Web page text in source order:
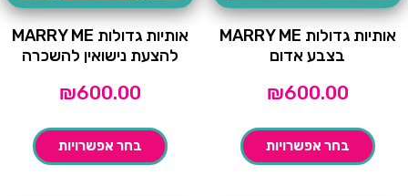
אותיות גדולות MARRY ME
בצבע אדום
₪600.00
בחר אפשרויות
אותיות גדולות MARRY ME
להצעת נישואין להשכרה
₪600.00
בחר אפשרויות